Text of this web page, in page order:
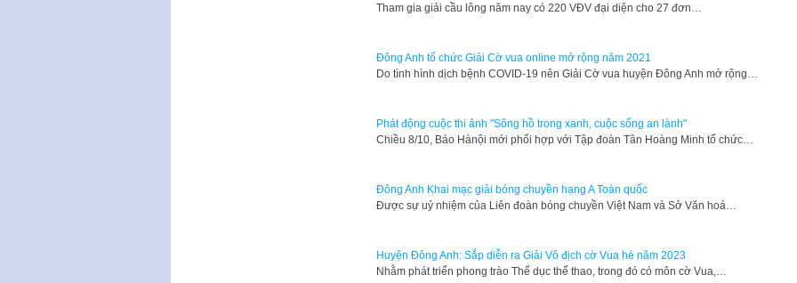
Tham gia giải cầu lông năm nay có 220 VĐV đại diện cho 27 đơn…
Đông Anh tổ chức Giải Cờ vua online mở rộng năm 2021
Do tình hình dịch bệnh COVID-19 nên Giải Cờ vua huyện Đông Anh mở rộng…
Phát động cuộc thi ảnh "Sông hồ trong xanh, cuộc sống an lành"
​Chiều 8/10, Báo Hànội mới phối hợp với Tập đoàn Tân Hoàng Minh tổ chức…
Đông Anh Khai mạc giải bóng chuyền hạng A Toàn quốc
Được sự uỷ nhiệm của Liên đoàn bóng chuyền Việt Nam và Sở Văn hoá…
Huyện Đông Anh: Sắp diễn ra Giải Vô địch cờ Vua hè năm 2023
Nhằm phát triển phong trào Thể dục thể thao, trong đó có môn cờ Vua,…